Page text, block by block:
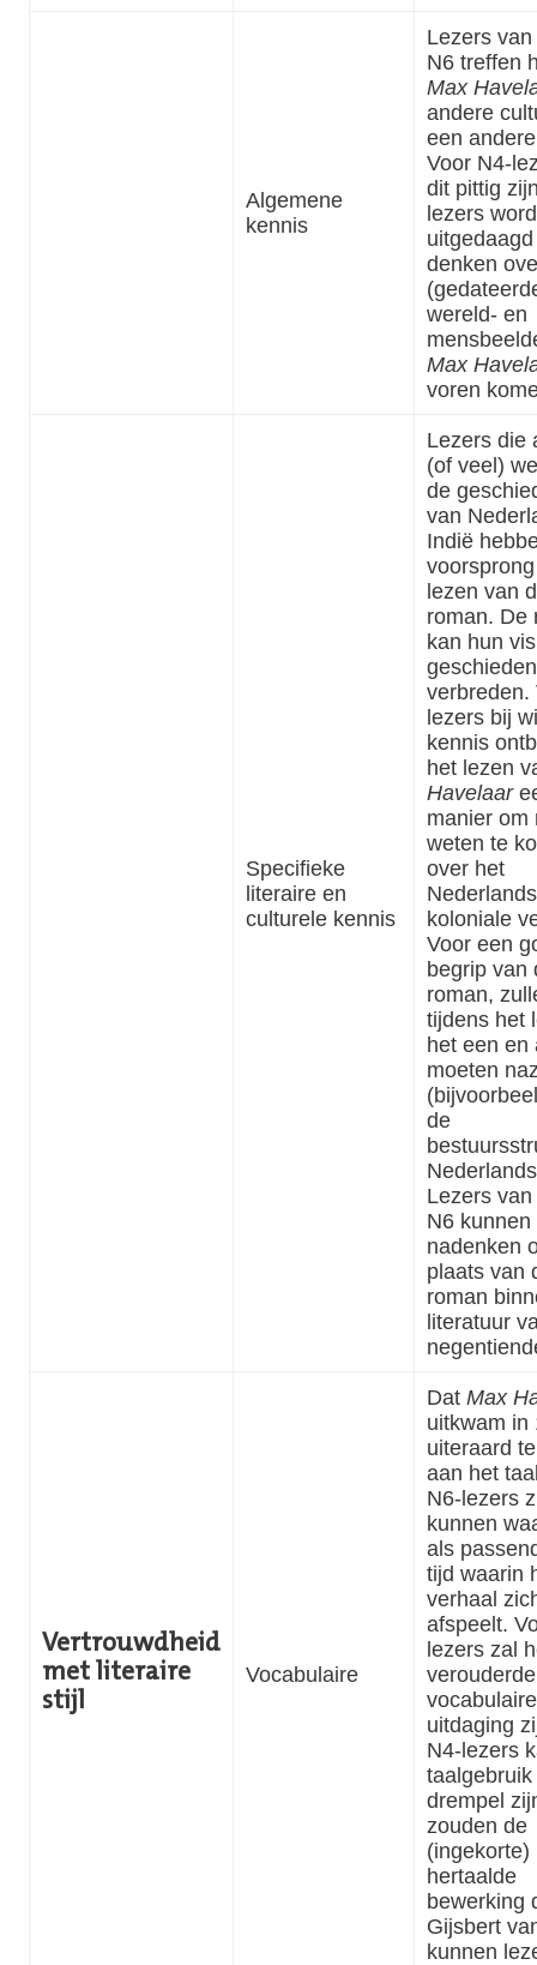
Algemene
kennis
Lezers
N6 treffen
Max
andere
een
Voor N4-
dit pittig
lezers
denken
wereld- en
Max
voren
Specifieke
literaire en
culturele kennis
Lezers die
(of veel)
de
van
Indië
lezen van
roman. De
kan hun
verbreden.
lezers bij
kennis
het lezen
Havelaar
manier om
weten te
over het
koloniale
Voor een
begrip van
roman,
tijdens het
het een en
moeten
de
Lezers
N6 kunnen
nadenken
plaats van
roman
literatuur
Vertrouwdheid
met literaire
stijl
Vocabulaire
Dat Max
uitkwam in
uiteraard
aan het
N6-lezers
kunnen
als
tijd waarin
verhaal
afspeelt.
lezers zal
verouderde
uitdaging
N4-lezers
drempel
zouden de
(ingekorte)
hertaalde
bewerking
Gijsbert
kunnen